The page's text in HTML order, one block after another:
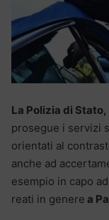
La Polizia di Stato,
prosegue i servizi
orientati al
anche ad
esempio in capo
reati in genere a